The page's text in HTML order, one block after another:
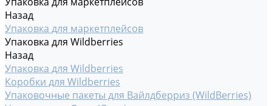
Назад
Упаковка для маркетплейсов
Упаковка для Wildberries
Назад
Упаковка для Wildberries
Коробки для Wildberries
Упаковочные пакеты для Вайлдберриз (WildBerries)